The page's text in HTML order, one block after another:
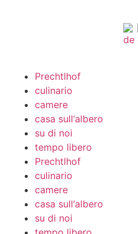
Prechtlhof
culinario
camere
casa sull‘albero
su di noi
tempo libero
Prechtlhof
culinario
camere
casa sull‘albero
su di noi